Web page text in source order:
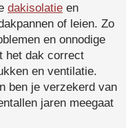
dakisolatie en
of leien. Zo
en onnodige
het dak correct
en ventilatie.
ben je verzekerd van
jaren meegaat